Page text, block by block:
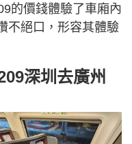
的價錢體驗了車廂內
不絕口，形容其體驗
深圳去廣州